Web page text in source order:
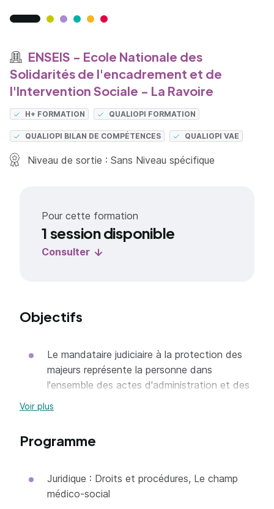
ENSEIS - Ecole Nationale des
Solidarités de l'encadrement et de
l'Intervention Sociale - La Ravoire
H+ FORMATION QUALIOPI FORMATION
QUALIOPI BILAN DE COMPÉTENCES QUALIOPI VAE
Niveau de sortie : Sans Niveau spécifique
Pour cette formation
1 session disponible
Consulter
Objectifs
Le mandataire judiciaire à la protection des
majeurs représente la personne dans
l'ensemble des actes d'administration et des
mandat judiciaire, recueille et analyse les
informations qui lui sont nécessaires pour
la personne au tribunal.
Voir plus
Programme
Juridique : Droits et procédures, Le champ
médico-social